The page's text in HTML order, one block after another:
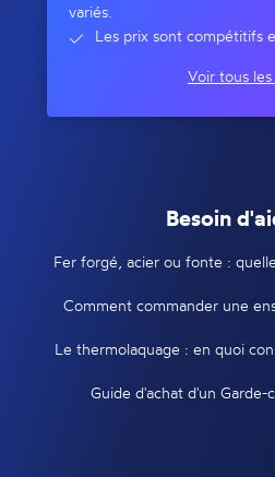
variés.
Les prix sont compétitifs
Voir tous les
Besoin
Fer forgé, acier ou fonte :
Comment commander une
Le thermolaquage : en quoi
Guide d'achat d'un Garde-